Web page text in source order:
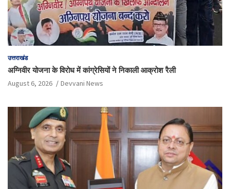
उत्तराखंड
अग्निवीर योजना के विरोध में कांग्रेसियों ने निकाली आक्रोश रैली
August 6, 2026 Devvani News